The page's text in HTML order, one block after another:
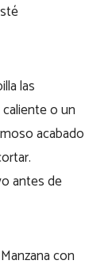
las
o un
acabado
antes de
con